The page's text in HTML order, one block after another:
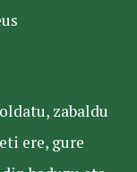
zabaldu
ere, gure